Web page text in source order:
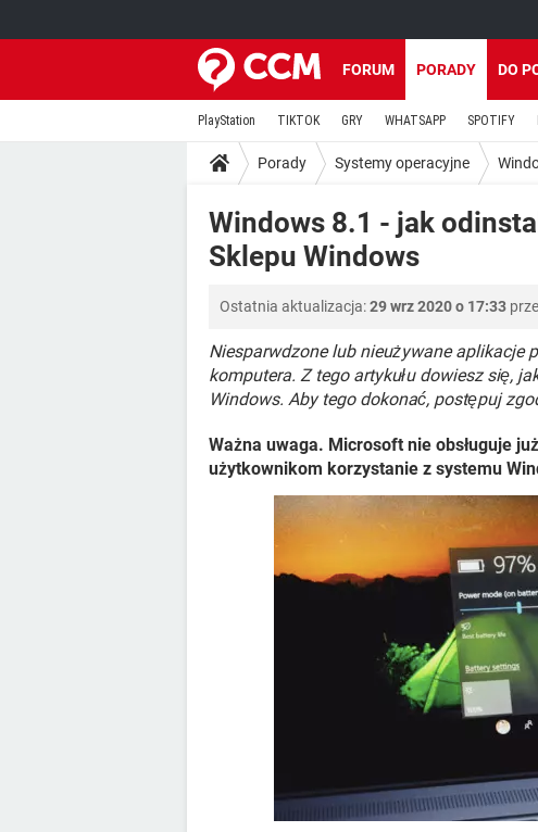
FORUM PORADY DO
PlayStation TIKTOK GRY WHATSAPP SPOTIFY
Porady Systemy operacyjne
Windows 8.1 - jak
Sklepu Windows
Ostatnia aktualizacja:29 wrz 2020 o 17:33
Niesparwdzone lub nieużywane aplikacje
komputera. Z tego artykułu dowiesz się,
Windows. Aby tego dokonać, postępuj
Ważna uwaga. Microsoft nie obsługuje
użytkownikom korzystanie z systemu